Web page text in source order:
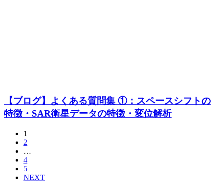
【ブログ】よくある質問集 ①：スペースシフトの
特徴・SAR衛星データの特徴・変位解析
1
2
…
4
5
NEXT